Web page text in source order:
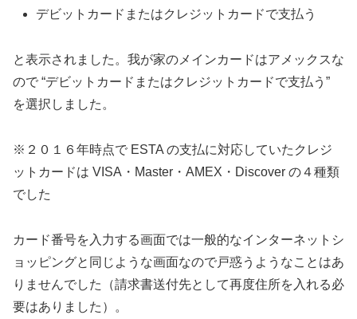
デビットカードまたはクレジットカードで支払う
と表示されました。我が家のメインカードはアメックスな
ので “デビットカードまたはクレジットカードで支払う”
を選択しました。
※２０１６年時点で ESTA の支払に対応していたクレジ
ットカードは VISA・Master・AMEX・Discover の４種類
でした
カード番号を入力する画面では一般的なインターネットシ
ョッピングと同じような画面なので戸惑うようなことはあ
りませんでした（請求書送付先として再度住所を入れる必
要はありました）。